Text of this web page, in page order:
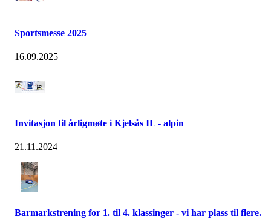
Sportsmesse 2025
16.09.2025
Invitasjon til årligmøte i Kjelsås IL - alpin
21.11.2024
Barmarkstrening for 1. til 4. klassinger - vi har plass til flere.